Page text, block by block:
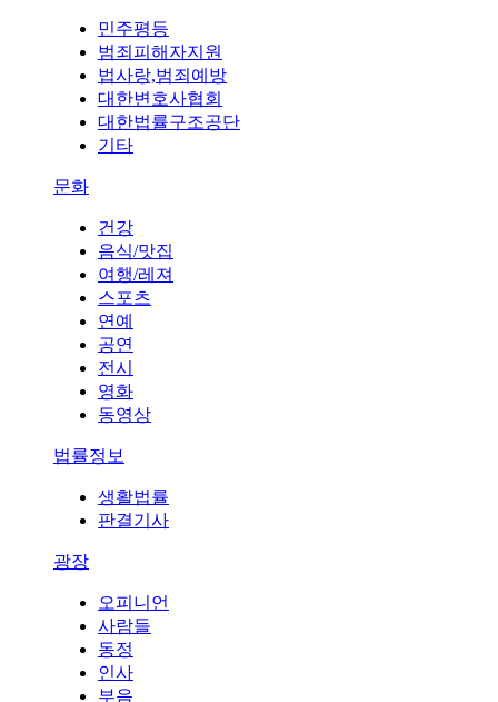
민주평등
범죄피해자지원
법사랑,범죄예방
대한변호사협회
대한법률구조공단
기타
문화
건강
음식/맛집
여행/레져
스포츠
연예
공연
전시
영화
동영상
법률정보
생활법률
판결기사
광장
오피니언
사람들
동정
인사
부음